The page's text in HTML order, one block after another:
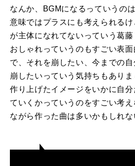
なんか、BGMになるっていうの
意味ではプラスにも考えられる
が主体になれてないっていう葛藤
おしゃれっていうのもすごい表
で、それを崩したい、今までの
崩したいっていう気持ちもあり
作り上げたイメージをいかに自
ていくかっていうのをすごい考
ながら作った曲は多いかもしれな